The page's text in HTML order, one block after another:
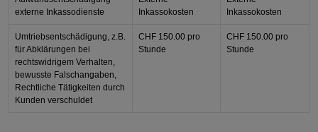
externe Inkassodienste
Inkassokosten
Inkassokosten
Umtriebsentschädigung, z.B.
für Abklärungen bei
rechtswidrigem Verhalten,
bewusste Falschangaben,
Rechtliche Tätigkeiten durch
Kunden verschuldet
CHF 150.00 pro
Stunde
CHF 150.00 pro
Stunde